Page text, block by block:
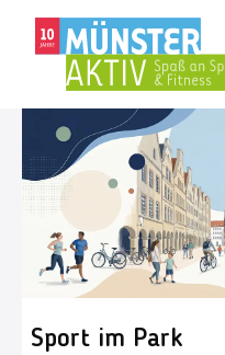
Sport im Park